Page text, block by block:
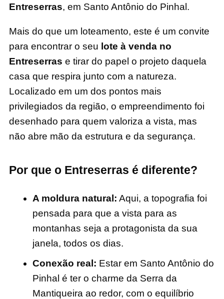
Entreserras, em Santo Antônio do Pinhal.
Mais do que um loteamento, este é um convite
para encontrar o seu lote à venda no
Entreserras e tirar do papel o projeto daquela
casa que respira junto com a natureza.
Localizado em um dos pontos mais
privilegiados da região, o empreendimento foi
desenhado para quem valoriza a vista, mas
não abre mão da estrutura e da segurança.
Por que o Entreserras é diferente?
A moldura natural: Aqui, a topografia foi
pensada para que a vista para as
montanhas seja a protagonista da sua
janela, todos os dias.
Conexão real: Estar em Santo Antônio do
Pinhal é ter o charme da Serra da
Mantiqueira ao redor, com o equilíbrio